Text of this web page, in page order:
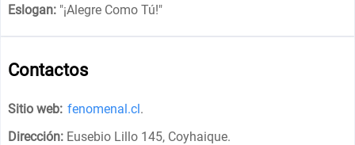
Eslogan: "¡Alegre Como Tú!"
Contactos
Sitio web: fenomenal.cl.
Dirección: Eusebio Lillo 145, Coyhaique.